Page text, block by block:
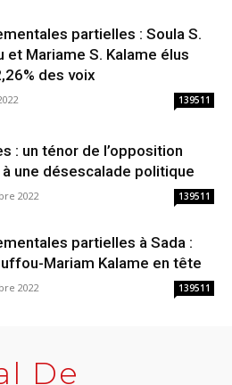
partielles : Soula S.
et Mariame S. Kalame élus
des voix
139511
: un ténor de l’opposition
une désescalade politique
2022 139511
partielles à Sada :
Mariam Kalame en tête
2022 139511
De